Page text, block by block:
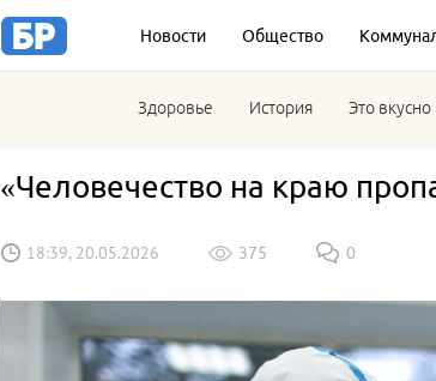
Новости Общество
Здоровье История Это вкусно
«Человечество на краю
18:39, 20.05.2026 375 0